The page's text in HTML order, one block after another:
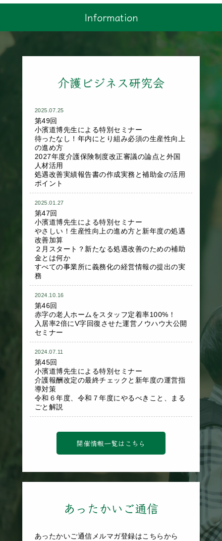
Information
介護ビジネス研究会
2025.07.25
第49回
小濱道博先生による特別セミナー
待ったなし！年内にとり組み必須の生産性向上
の進め方
2027年度介護保険制度改正審議の論点と外国
人材活用
処遇改善実績報告書の作成実務と補助金の活用
ポイント
2025.01.27
第47回
小濱道博先生による特別セミナー
やさしい！生産性向上の進め方と新年度の処遇
改善加算
２月スタート？新たなる処遇改善のための補助
金とは何か
すべての事業所に義務化の経営情報の提出の実
務
2024.10.16
第46回
赤字の老人ホームをスタッフ定着率100%！
入居率2倍にV字回復させた運営ノウハウ大公開
セミナー
2024.07.11
第45回
小濱道博先生による特別セミナー
介護報酬改定の最終チェックと新年度の運営指
導対策
令和６年度、令和７年度にやるべきこと、まる
ごと解説
開催情報一覧はこちら
あったかいご通信
あったかいご通信メルマガ登録はこちらから